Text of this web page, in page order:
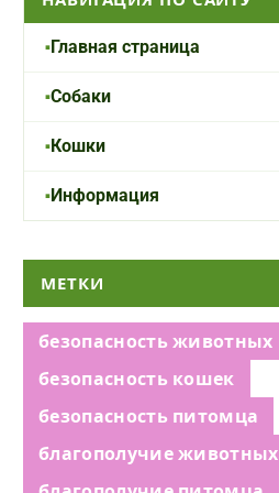
Главная страница
Собаки
Кошки
Информация
МЕТКИ
безопасность животных
безопасность кошек
безопасность питомца
благополучие животных